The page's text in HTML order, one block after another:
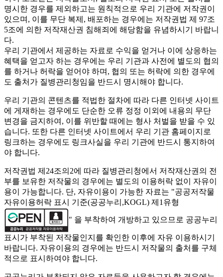
명시한 경우를 제외하고는 원칙적으로 우리 기관에 저작권이
있으며, 이를 무단 복제, 배포하는 경우에는 저작권법 제 97조
5조에 의한 저작재산권 침해죄에 해당함을 유념하시기 바랍니
다.
우리 기관에서 제공하는 자료로 수익을 얻거나 이에 상응하는
혜택을 얻고자 하는 경우에는 우리 기관과 사전에 별도의 협의
를 하거나 허락을 얻어야 하며, 협의 또는 허락에 의한 경우에
도 출처가 질병관리청임을 반드시 명시해야 합니다.
우리 기관의 콘텐츠를 적법한 절차에 따라 다른 인터넷 사이트
에 게재하는 경우에도 단순한 오류 정정 이외에 내용의 무단
변경을 금지하여, 이를 위반할 때에는 형사 처벌을 받을 수 있
습니다. 또한 다른 인터넷 사이트에서 우리 기관 홈페이지로
링크하는 경우에도 링크사실을 우리 기관에 반드시 통지하여
야 합니다.
저작권법 제24조의2에 따라 질병관리청에서 저작재산권의 전
부를 보유한 저작물의 경우에는 별도의 이용허락 없이 자유이
용이 가능합니다. 단, 자유이용이 가능한 자료는 "공공저작물
자유이용허락 표시 기준(공공누리,KOGL) 제1유형
" 을 부착하여 개방하고 있으므로 공공누리
표시가 부착된 저작물인지를 확인한 이후에 자유 이용하시기
바랍니다. 자유이용의 경우에는 반드시 저작물의 출처를 구체
적으로 표시하여야 합니다.